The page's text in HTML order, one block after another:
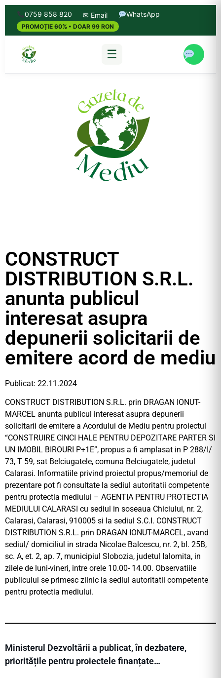
0759 858 820 ✉ Email WhatsApp
PROMOȚIE 60% • DOAR 99 RON
☰
CONSTRUCT
DISTRIBUTION S.R.L.
anunta publicul
interesat asupra
depunerii solicitarii de
emitere acord de mediu
Publicat: 22.11.2024
CONSTRUCT DISTRIBUTION S.R.L. prin DRAGAN IONUT-
MARCEL anunta publicul interesat asupra depunerii
solicitarii de emitere a Acordului de Mediu pentru proiectul
“CONSTRUIRE CINCI HALE PENTRU DEPOZITARE PARTER SI
UN IMOBIL BIROURI P+1E”, propus a fi amplasat in P 288/I/
73, T 59, sat Belciugatele, comuna Belciugatele, judetul
Calarasi. Informatiile privind proiectul propus/memoriul de
prezentare pot fi consultate la sediul autoritatii competente
pentru protectia mediului – AGENTIA PENTRU PROTECTIA
MEDIULUI CALARASI cu sediul in soseaua Chiciului, nr. 2,
Calarasi, Calarasi, 910005 si la sediul S.C.I. CONSTRUCT
DISTRIBUTION S.R.L. prin DRAGAN IONUT-MARCEL, avand
sediul/ domiciliul in strada Nicolae Balcescu, nr. 2, bl. 25B,
sc. A, et. 2, ap. 7, municipiul Slobozia, judetul Ialomita, in
zilele de luni-vineri, intre orele 10.00- 14.00. Observatiile
publicului se primesc zilnic la sediul autoritatii competente
pentru protectia mediului.
Ministerul Dezvoltării a publicat, în dezbatere,
prioritățile pentru proiectele finanțate…